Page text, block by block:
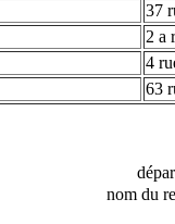
37
2 a
4
63
nom du